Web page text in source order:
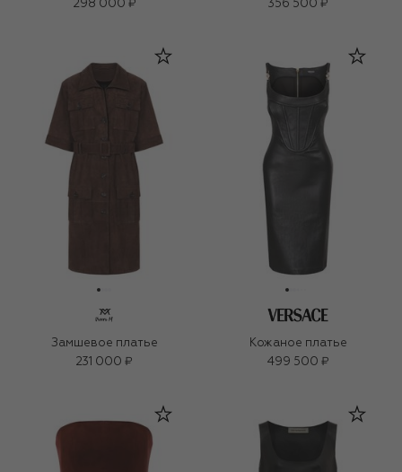
298 000 ₽ 356 500 ₽
Замшевое платье
231 000 ₽
Кожаное платье
499 500 ₽